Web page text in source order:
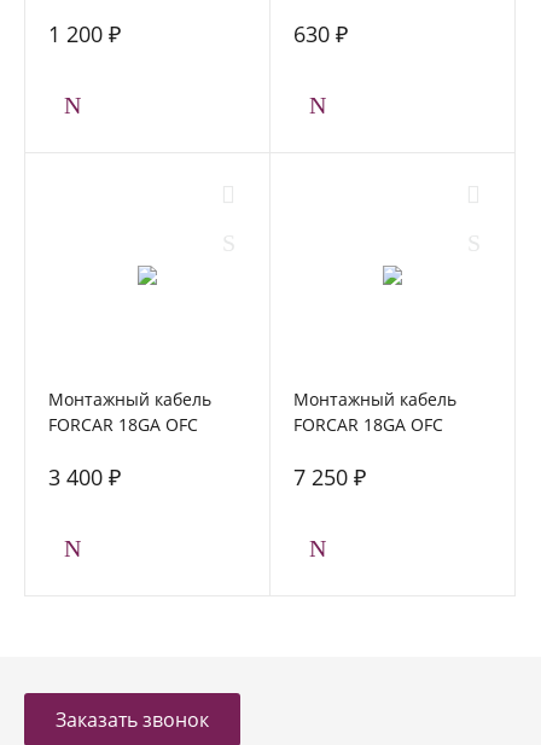
1 200 ₽ 630 ₽
Монтажный кабель
FORCAR 18GA OFC
3 400 ₽
Монтажный кабель
FORCAR 18GA OFC
7 250 ₽
Заказать звонок